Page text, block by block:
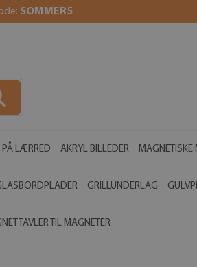
SOMMER5
PÅ LÆRRED AKRYL BILLEDER MAGNETISKE
GRILLUNDERLAG
TIL MAGNETER